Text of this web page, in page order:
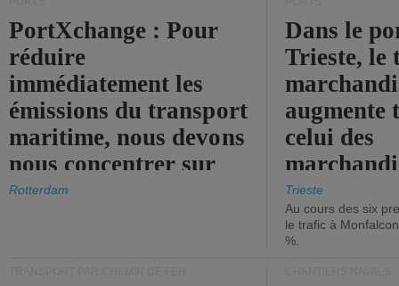
PortXchange : Pour
réduire
immédiatement les
émissions du transport
maritime, nous devons
nous concentrer sur
les ports.
Rotterdam
Dans le
Trieste, le
augmente
celui des
diminue.
Trieste
Au cours des six
le trafic à
%.